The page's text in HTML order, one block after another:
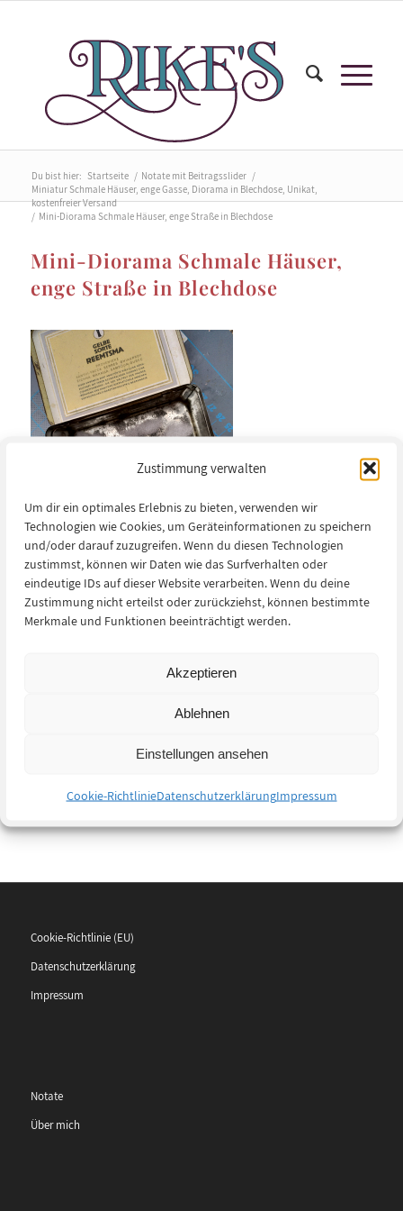
Zustimmung verwalten
Um dir ein optimales Erlebnis zu bieten, verwenden wir
Technologien wie Cookies, um Geräteinformationen zu speichern
und/oder darauf zuzugreifen. Wenn du diesen Technologien
zustimmst, können wir Daten wie das Surfverhalten oder
eindeutige IDs auf dieser Website verarbeiten. Wenn du deine
Zustimmung nicht erteilst oder zurückziehst, können bestimmte
Merkmale und Funktionen beeinträchtigt werden.
Akzeptieren
Ablehnen
Einstellungen ansehen
Cookie-RichtlinieDatenschutzerklärungImpressum
Du bist hier: Startseite / Notate mit Beitragsslider /
Miniatur Schmale Häuser, enge Gasse, Diorama in Blechdose, Unikat,
kostenfreier Versand
/ Mini-Diorama Schmale Häuser, enge Straße in Blechdose
Mini-Diorama Schmale Häuser,
enge Straße in Blechdose
Cookie-Richtlinie (EU)
Datenschutzerklärung
Impressum
Notate
Über mich